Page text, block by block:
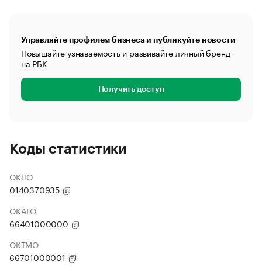
Управляйте профилем бизнеса и публикуйте новости
Повышайте узнаваемость и развивайте личный бренд
на РБК
Получить доступ
Коды статистики
ОКПО
0140370935
ОКАТО
66401000000
ОКТМО
66701000001